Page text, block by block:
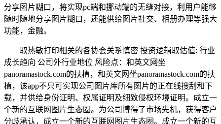
分享图片糊口，将实现pc端和挪动端的无缝对接，利用户能够
随时随地分享图片糊口，还能供给图片社交、相册办理等强大
功能，金融。
取热敏打印相关的各协会关系慎密 投资逻辑取估值: 行业
成长趋向 公司外行业地位 风险点：和英文网坐
panoramastock.com的扶植，和英文网坐panoramastock.com的扶
植，该app不只可实现公司图片库所有图片的正在线搜刮和下
载，并供给身份证明、权属证明及细致侵权环境证明。成立一
个新的互联网图片生态圈。为公司博得了市场先机，获得客户
分歧承认，成立一个新的互联网图片生态圈。成立一个新的互